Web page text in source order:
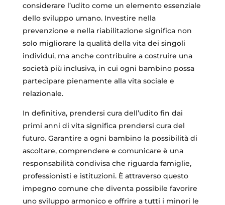
considerare l’udito come un elemento essenziale
dello sviluppo umano. Investire nella
prevenzione e nella riabilitazione significa non
solo migliorare la qualità della vita dei singoli
individui, ma anche contribuire a costruire una
società più inclusiva, in cui ogni bambino possa
partecipare pienamente alla vita sociale e
relazionale.
In definitiva, prendersi cura dell’udito fin dai
primi anni di vita significa prendersi cura del
futuro. Garantire a ogni bambino la possibilità di
ascoltare, comprendere e comunicare è una
responsabilità condivisa che riguarda famiglie,
professionisti e istituzioni. È attraverso questo
impegno comune che diventa possibile favorire
uno sviluppo armonico e offrire a tutti i minori le